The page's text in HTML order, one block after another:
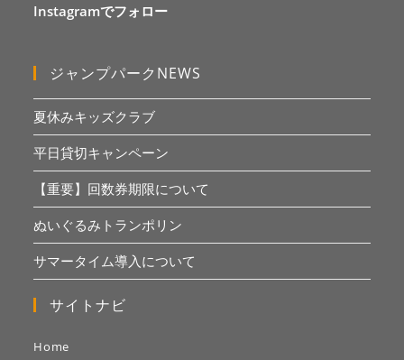
Instagramでフォロー
ジャンプパークNEWS
夏休みキッズクラブ
平日貸切キャンペーン
【重要】回数券期限について
ぬいぐるみトランポリン
サマータイム導入について
サイトナビ
Home